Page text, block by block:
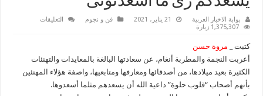
بوابة الاخبار العربية 21 يناير، 2021 فن و نجوم التعليقات
من
جوه
قلبى
1,375,307 زيارة
كتبت _ مروة حسن
أعربت النجمة والمطربة أنغام، عن سعادتها البالغة بالمعايدات والتهنئات
الكثيرة بعيد ميلادها، من أصدقائها ومعارفها ومتابعيها، واصفة هؤلاء المهنئين
بأنهم أصحاب “قلوب حلوة” داعية الله أن يسعدهم مثلما أسعدوها.